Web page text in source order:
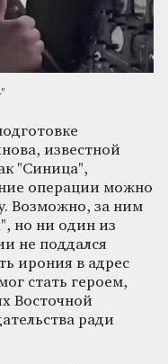
известной
"Синица",
операции можно
Возможно, за ним
но ни один из
не поддался
ирония в адрес
стать героем,
Восточной
ради